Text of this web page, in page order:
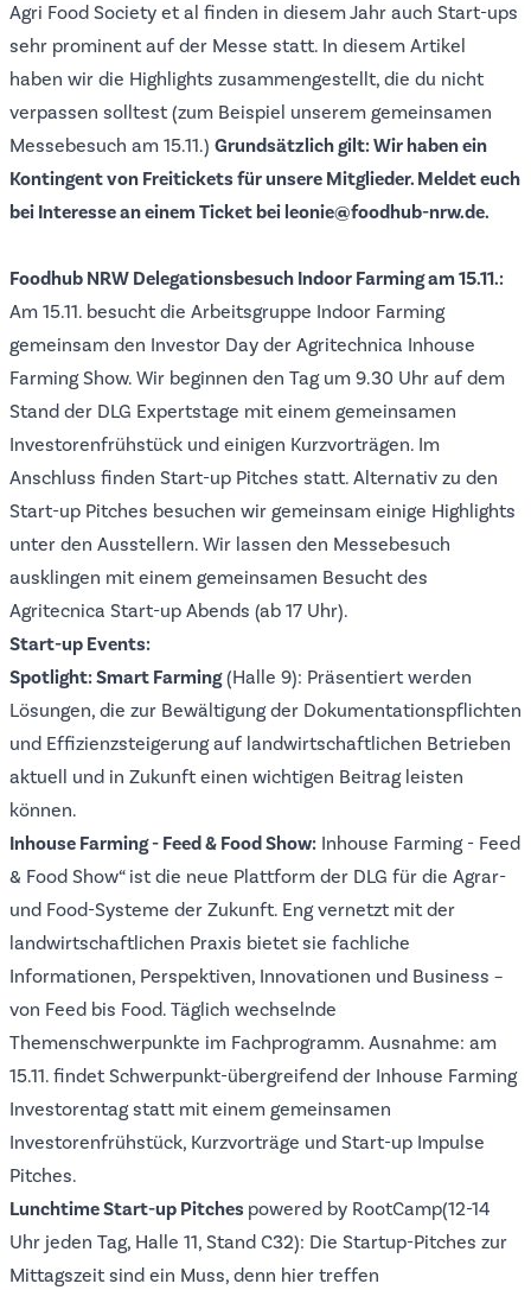
Agri Food Society et al finden in diesem Jahr auch Start-ups
sehr prominent auf der Messe statt. In diesem Artikel
haben wir die Highlights zusammengestellt, die du nicht
verpassen solltest (zum Beispiel unserem gemeinsamen
Messebesuch am 15.11.) Grundsätzlich gilt:Wir haben ein
Kontingent von Freitickets für unsere Mitglieder. Meldet euch
bei Interesse an einem Ticket bei leonie@foodhub-nrw.de.
Foodhub NRW Delegationsbesuch Indoor Farming am 15.11.:
Am 15.11. besucht die Arbeitsgruppe Indoor Farming
gemeinsam den Investor Day der Agritechnica Inhouse
Farming Show. Wir beginnen den Tag um 9.30 Uhr auf dem
Stand der DLG Expertstage mit einem gemeinsamen
Investorenfrühstück und einigen Kurzvorträgen. Im
Anschluss finden Start-up Pitches statt. Alternativ zu den
Start-up Pitches besuchen wir gemeinsam einige Highlights
unter den Ausstellern. Wir lassen den Messebesuch
ausklingen mit einem gemeinsamen Besucht des
Agritecnica Start-up Abends (ab 17 Uhr).
Start-up Events:
Spotlight: Smart Farming(Halle 9): Präsentiert werden
Lösungen, die zur Bewältigung der Dokumentationspflichten
und Effizienzsteigerung auf landwirtschaftlichen Betrieben
aktuell und in Zukunft einen wichtigen Beitrag leisten
können.
Inhouse Farming - Feed & Food Show: Inhouse Farming - Feed
& Food Show“ ist die neue Plattform der DLG für die Agrar-
und Food-Systeme der Zukunft. Eng vernetzt mit der
landwirtschaftlichen Praxis bietet sie fachliche
Informationen, Perspektiven, Innovationen und Business –
von Feed bis Food. Täglich wechselnde
Themenschwerpunkte im Fachprogramm. Ausnahme: am
15.11. findet Schwerpunkt-übergreifend der Inhouse Farming
Investorentag statt mit einem gemeinsamen
Investorenfrühstück, Kurzvorträge und Start-up Impulse
Pitches.
Lunchtime Start-up Pitches powered by RootCamp(12-14
Uhr jeden Tag, Halle 11, Stand C32): Die Startup-Pitches zur
Mittagszeit sind ein Muss, denn hier treffen